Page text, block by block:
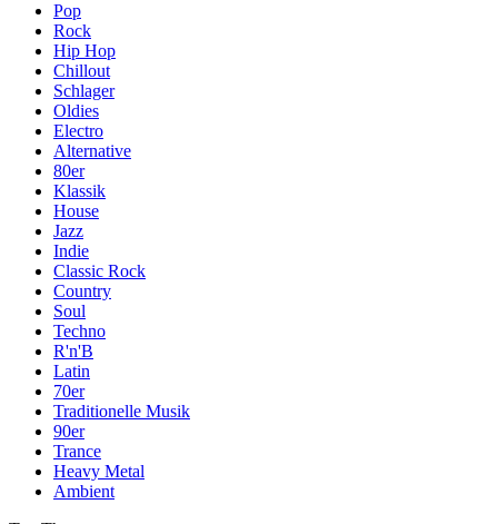
Pop
Rock
Hip Hop
Chillout
Schlager
Oldies
Electro
Alternative
80er
Klassik
House
Jazz
Indie
Classic Rock
Country
Soul
Techno
R'n'B
Latin
70er
Traditionelle Musik
90er
Trance
Heavy Metal
Ambient